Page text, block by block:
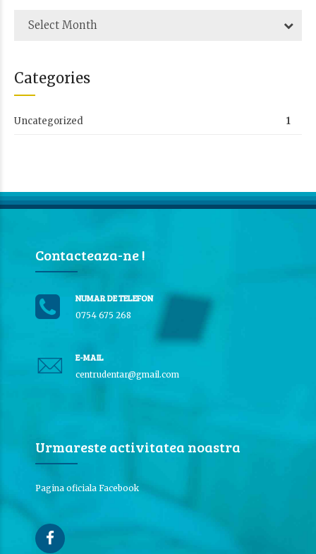
Select Month
Categories
Uncategorized 1
Contacteaza-ne !
NUMAR DE TELEFON
0754 675 268
E-MAIL
centrudentar@gmail.com
Urmareste activitatea noastra
Pagina oficiala Facebook